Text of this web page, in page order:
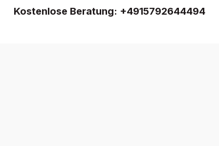
Kostenlose Beratung: +4915792644494